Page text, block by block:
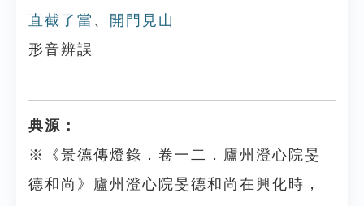
直截了當 、 開門見山
形音辨誤
典源：
※《景德傳燈錄．卷一二．廬州澄心院旻
德和尚》廬州澄心院旻德和尚在興化時，